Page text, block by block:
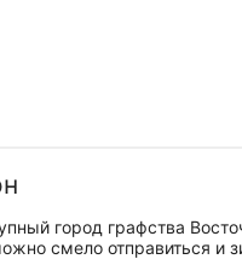
город графства
смело отправиться и